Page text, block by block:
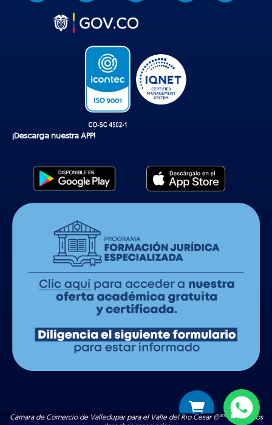
k
¡Descarga nuestra APP!
Cámara de Comercio de Valledupar para el Valle del Río Cesar ©®™ | Todos los